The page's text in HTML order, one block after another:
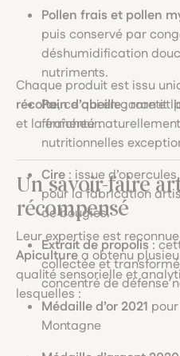
Pollen frais et pollen
puis conservé par
déshumidification
nutriments.
Pain d’abeille: rare et
fermenté
nutritionnelles
Cire : issue
pour la fabrication
de bougies.
Extrait de propolis:
collectée et
concentré de défense
Chaque produit est issu
récolte, ce qui en garantit
et la fraîcheur.
Un savoir-faire
récompensé
Leur expertise est
Apiculturea obtenu
qualité sensorielle et
lesquelles :
Médaille d’or 2021
Montagne